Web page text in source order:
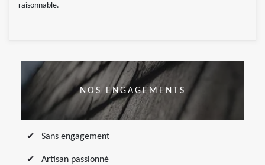
raisonnable.
NOS ENGAGEMENTS
Sans engagement
Artisan passionné